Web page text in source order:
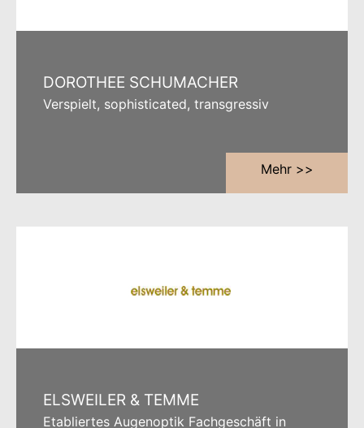
DOROTHEE SCHUMACHER
Verspielt, sophisticated, transgressiv
Mehr >>
ELSWEILER & TEMME
Etabliertes Augenoptik Fachgeschäft in